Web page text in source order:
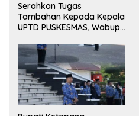
Serahkan Tugas
Tambahan Kepada Kepala
UPTD PUSKESMAS, Wabup
Kesehatan Harus Semakin
Baik